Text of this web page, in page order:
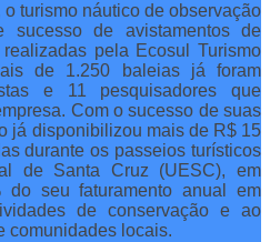
turismo náutico de observação
sucesso de avistamentos de
pela Ecosul Turismo
de 1.250 baleias já foram
e 11 pesquisadores que
Com o sucesso de suas
já disponibilizou mais de R$ 15
durante os passeios turísticos
de Santa Cruz (UESC), em
do seu faturamento anual em
de conservação e ao
comunidades locais.